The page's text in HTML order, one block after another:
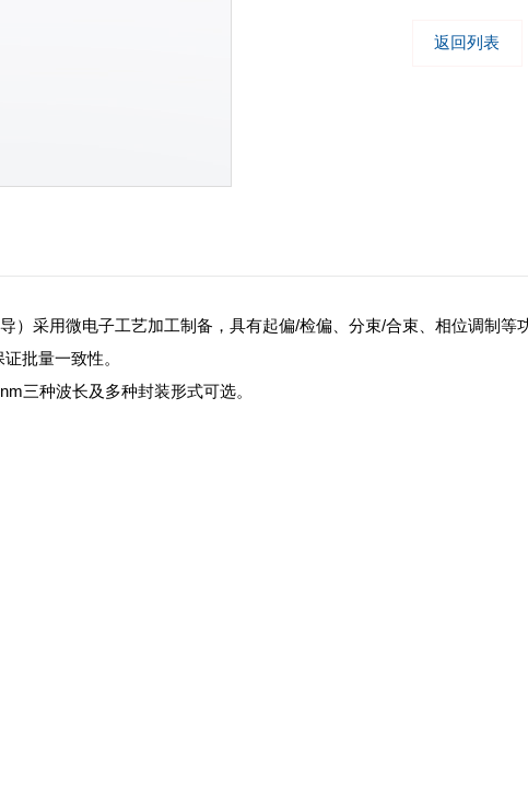
返回列表
）采用微电子工艺加工制备，具有起偏/检偏、分束/合束、相位调制等
批量一致性。
三种波长及多种封装形式可选。